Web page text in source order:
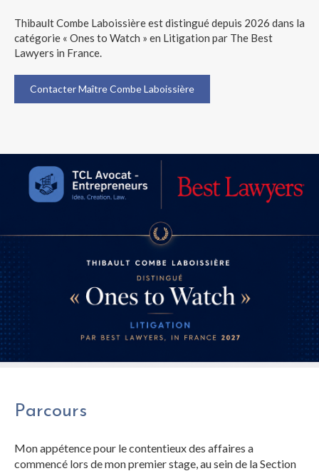
Thibault Combe Laboissière est distingué depuis 2026 dans la
catégorie « Ones to Watch » en Litigation par The Best
Lawyers in France.
Contacter Maître Combe Laboissière
Parcours
Mon appétence pour le contentieux des affaires a
commencé lors de mon premier stage, au sein de la Section